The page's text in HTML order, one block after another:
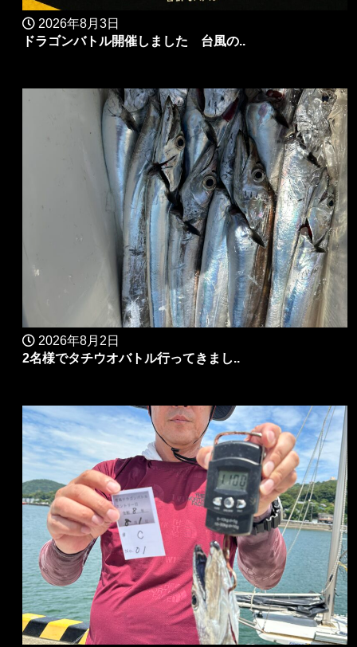
2026年8月3日
ドラゴンバトル開催しました 台風の..
2026年8月2日
2名様でタチウオバトル行ってきまし..